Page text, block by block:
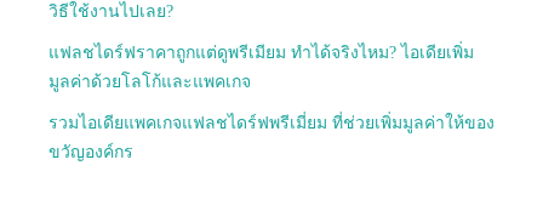
วิธีใช้งานไปเลย?
แฟลชไดร์ฟราคาถูกแต่ดูพรีเมียม ทำได้จริงไหม? ไอเดียเพิ่ม
มูลค่าด้วยโลโก้และแพคเกจ
รวมไอเดียแพคเกจแฟลชไดร์ฟพรีเมี่ยม ที่ช่วยเพิ่มมูลค่าให้ของ
ขวัญองค์กร